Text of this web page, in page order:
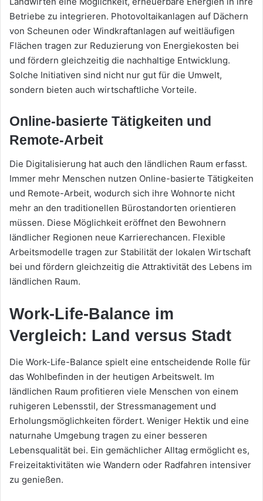
Betriebe zu integrieren. Photovoltaikanlagen auf Dächern
von Scheunen oder Windkraftanlagen auf weitläufigen
Flächen tragen zur Reduzierung von Energiekosten bei
und fördern gleichzeitig die nachhaltige Entwicklung.
Solche Initiativen sind nicht nur gut für die Umwelt,
sondern bieten auch wirtschaftliche Vorteile.
Online-basierte Tätigkeiten und
Remote-Arbeit
Die Digitalisierung hat auch den ländlichen Raum erfasst.
Immer mehr Menschen nutzen Online-basierte Tätigkeiten
und Remote-Arbeit, wodurch sich ihre Wohnorte nicht
mehr an den traditionellen Bürostandorten orientieren
müssen. Diese Möglichkeit eröffnet den Bewohnern
ländlicher Regionen neue Karrierechancen. Flexible
Arbeitsmodelle tragen zur Stabilität der lokalen Wirtschaft
bei und fördern gleichzeitig die Attraktivität des Lebens im
ländlichen Raum.
Work-Life-Balance im
Vergleich: Land versus Stadt
Die Work-Life-Balance spielt eine entscheidende Rolle für
das Wohlbefinden in der heutigen Arbeitswelt. Im
ländlichen Raum profitieren viele Menschen von einem
ruhigeren Lebensstil, der Stressmanagement und
Erholungsmöglichkeiten fördert. Weniger Hektik und eine
naturnahe Umgebung tragen zu einer besseren
Lebensqualität bei. Ein gemächlicher Alltag ermöglicht es,
Freizeitaktivitäten wie Wandern oder Radfahren intensiver
zu genießen.